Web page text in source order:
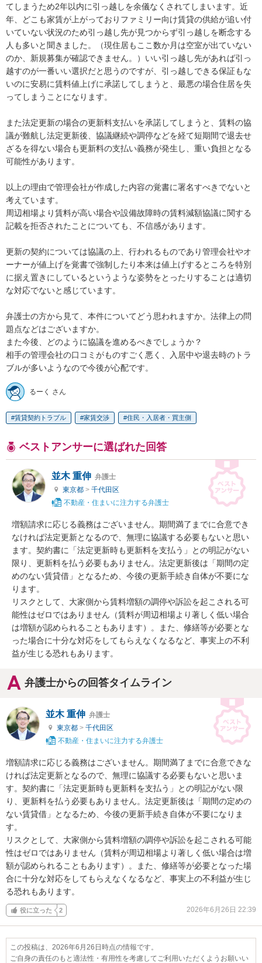
てしまうため2年以内に引っ越しを余儀なくされてしまいます。近
年、どこも家賃が上がっておりファミリー向け賃貸の供給が追い付
いていない状況のため引っ越し先が見つからず引っ越しを断念する
人も多いと聞きました。（現住居もここ数か月は空室が出ていない
のか、新規募集が確認できません。）いい引っ越し先があれば引っ
越すのが一番いい選択だと思うのですが、引っ越しできる保証もな
いのに安易に賃料値上げに承諾してしまうと、最悪の場合住居を失
ってしまうことになります。
また法定更新の場合の更新料支払いを承諾してしまうと、賃料の協
議が難航し法定更新後、協議継続や調停などを経て短期間で退去せ
ざるを得ない場合も更新料の支払い義務が発生し、重い負担となる
可能性があります。
以上の理由で管理会社が作成した内容の覚書に署名すべきでないと
考えています。
周辺相場より賃料が高い場合や設備故障時の賃料減額協議に関する
記載を拒否されたことについても、不信感があります。
更新の契約については協議の上、行われるものであり管理会社やオ
ーナーが値上げを覚書で強制したり本来は値上げするところを特別
に据え置きにしているというような姿勢をとったりすることは適切
な対応でないと感じています。
弁護士の方から見て、本件についてどう思われますか。法律上の問
題点などはございますか。
また今後、どのように協議を進めるべきでしょうか？
相手の管理会社の口コミがものすごく悪く、入居中や退去時のトラ
ブルが多いようなので今後が心配です。
るーく さん
賃貸契約トラブル 家賃交渉 住民・入居者・買主側
ベストアンサーに選ばれた回答
並木 重伸 弁護士
東京都 > 千代田区
不動産・住まいに注力する弁護士
増額請求に応じる義務はございません。期間満了までに合意でき
なければ法定更新となるので、無理に協議する必要もないと思い
ます。契約書に「法定更新時も更新料を支払う」との明記がない
限り、更新料を払う必要もありません。法定更新後は「期間の定
めのない賃貸借」となるため、今後の更新手続き自体が不要にな
ります。
リスクとして、大家側から賃料増額の調停や訴訟を起こされる可
能性はゼロではありません（賃料が周辺相場より著しく低い場合
は増額が認められることもあります）。また、修繕等が必要とな
った場合に十分な対応をしてもらえなくなるなど、事実上の不利
益が生じる恐れもあります。
弁護士からの回答タイムライン
並木 重伸 弁護士
東京都 > 千代田区
不動産・住まいに注力する弁護士
増額請求に応じる義務はございません。期間満了までに合意できな
ければ法定更新となるので、無理に協議する必要もないと思いま
す。契約書に「法定更新時も更新料を支払う」との明記がない限
り、更新料を払う必要もありません。法定更新後は「期間の定めの
ない賃貸借」となるため、今後の更新手続き自体が不要になりま
す。
リスクとして、大家側から賃料増額の調停や訴訟を起こされる可能
性はゼロではありません（賃料が周辺相場より著しく低い場合は増
額が認められることもあります）。また、修繕等が必要となった場
合に十分な対応をしてもらえなくなるなど、事実上の不利益が生じ
る恐れもあります。
役に立った 2 2026年6月26日 22:39
この投稿は、2026年6月26日時点の情報です。
ご自身の責任のもと適法性・有用性を考慮してご利用いただくようお願いい